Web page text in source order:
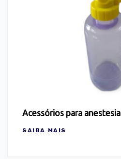
Acessórios para anestesia
SAIBA MAIS